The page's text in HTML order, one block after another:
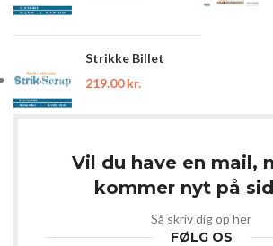
Strikke Billet
219.00kr.
Vil du have en mail,
kommer nyt på
Så skriv dig op her
FØLG OS